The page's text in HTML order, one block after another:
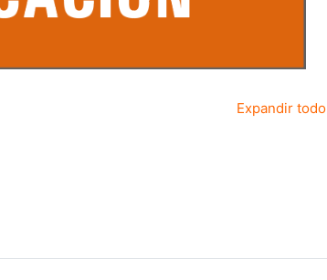
Expandir todo